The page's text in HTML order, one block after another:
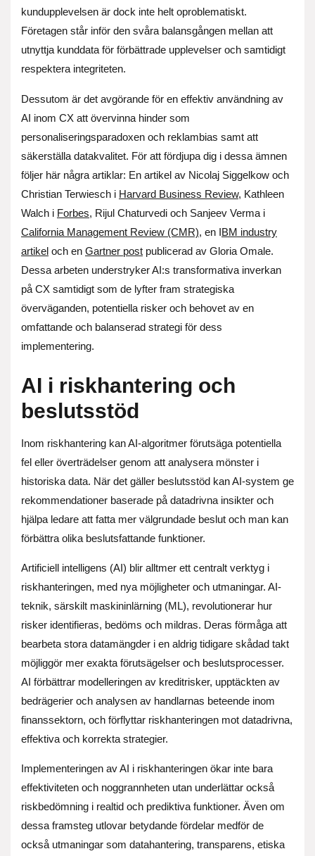
kundupplevelsen är dock inte helt oproblematiskt.
Företagen står inför den svåra balansgången mellan att
utnyttja kunddata för förbättrade upplevelser och samtidigt
respektera integriteten.
Dessutom är det avgörande för en effektiv användning av
AI inom CX att övervinna hinder som
personaliseringsparadoxen och reklambias samt att
säkerställa datakvalitet. För att fördjupa dig i dessa ämnen
följer här några artiklar: En artikel av Nicolaj Siggelkow och
Christian Terwiesch i Harvard Business Review, Kathleen
Walch i Forbes, Rijul Chaturvedi och Sanjeev Verma i
California Management Review (CMR), en IBM industry
artikel och en Gartner post publicerad av Gloria Omale.
Dessa arbeten understryker AI:s transformativa inverkan
på CX samtidigt som de lyfter fram strategiska
överväganden, potentiella risker och behovet av en
omfattande och balanserad strategi för dess
implementering.
AI i riskhantering och
beslutsstöd
Inom riskhantering kan AI-algoritmer förutsäga potentiella
fel eller överträdelser genom att analysera mönster i
historiska data. När det gäller beslutsstöd kan AI-system ge
rekommendationer baserade på datadrivna insikter och
hjälpa ledare att fatta mer välgrundade beslut och man kan
förbättra olika beslutsfattande funktioner.
Artificiell intelligens (AI) blir alltmer ett centralt verktyg i
riskhanteringen, med nya möjligheter och utmaningar. AI-
teknik, särskilt maskininlärning (ML), revolutionerar hur
risker identifieras, bedöms och mildras. Deras förmåga att
bearbeta stora datamängder i en aldrig tidigare skådad takt
möjliggör mer exakta förutsägelser och beslutsprocesser.
AI förbättrar modelleringen av kreditrisker, upptäckten av
bedrägerier och analysen av handlarnas beteende inom
finanssektorn, och förflyttar riskhanteringen mot datadrivna,
effektiva och korrekta strategier.
Implementeringen av AI i riskhanteringen ökar inte bara
effektiviteten och noggrannheten utan underlättar också
riskbedömning i realtid och prediktiva funktioner. Även om
dessa framsteg utlovar betydande fördelar medför de
också utmaningar som datahantering, transparens, etiska